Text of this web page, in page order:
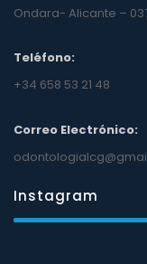
Ondara- Alicante –
Teléfono:
+34 658 53 21 48
Correo Electrónico:
Instagram